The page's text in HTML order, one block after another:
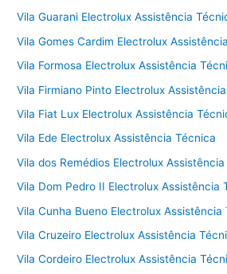
Vila Guarani Electrolux Assistência
Vila Gomes Cardim Electrolux
Vila Formosa Electrolux Assistência
Vila Firmiano Pinto Electrolux
Vila Fiat Lux Electrolux Assistência
Vila Ede Electrolux Assistência Técnica
Vila dos Remédios Electrolux
Vila Dom Pedro II Electrolux Assistência
Vila Cunha Bueno Electrolux Assistência
Vila Cruzeiro Electrolux Assistência
Vila Cordeiro Electrolux Assistência